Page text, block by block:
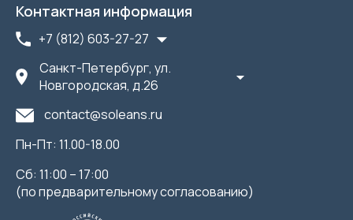
Контактная информация
+7 (812) 603-27-27
Санкт-Петербург, ул.
Новгородская, д.26
contact@soleans.ru
Пн-Пт: 11.00-18.00
Сб: 11:00 – 17:00
(по предварительному согласованию)